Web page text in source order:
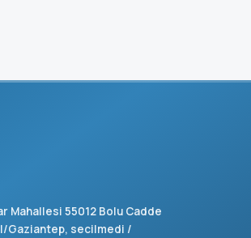
Mahallesi 55012 Bolu Cadde
Gaziantep, secilmedi /